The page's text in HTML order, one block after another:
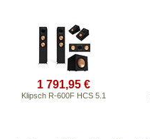
1 791,95 €
Klipsch R-600F HCS 5.1